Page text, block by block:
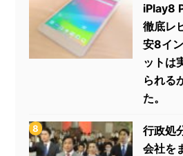
iPlay8
徹底レ
安8イ
ットは
られる
た。
行政処
会社を